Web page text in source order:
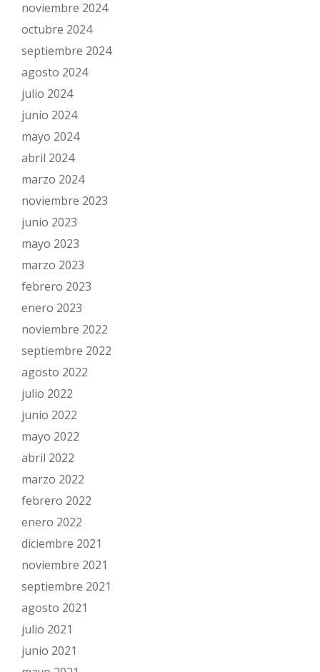
noviembre 2024
octubre 2024
septiembre 2024
agosto 2024
julio 2024
junio 2024
mayo 2024
abril 2024
marzo 2024
noviembre 2023
junio 2023
mayo 2023
marzo 2023
febrero 2023
enero 2023
noviembre 2022
septiembre 2022
agosto 2022
julio 2022
junio 2022
mayo 2022
abril 2022
marzo 2022
febrero 2022
enero 2022
diciembre 2021
noviembre 2021
septiembre 2021
agosto 2021
julio 2021
junio 2021